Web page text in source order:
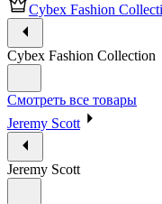
Cybex Fashion
Cybex Fashion Collection
Смотреть все товары
Jeremy Scott
Jeremy Scott